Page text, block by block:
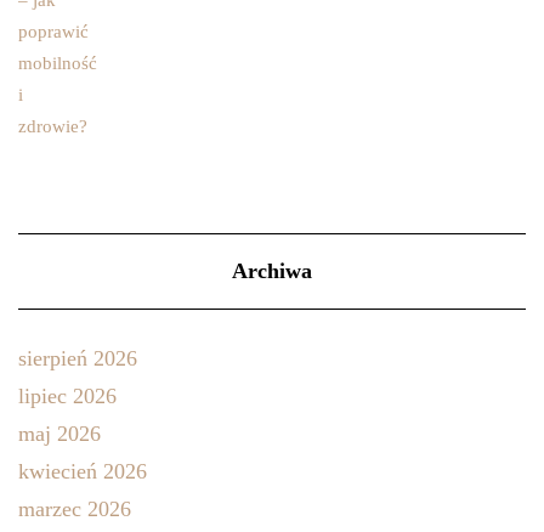
Archiwa
sierpień 2026
lipiec 2026
maj 2026
kwiecień 2026
marzec 2026